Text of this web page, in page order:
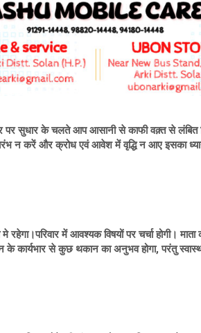
पर सुधार के चलते आप आसानी से काफी वक़्त से
न करें और क्रोध एवं आवेश में वृद्धि न आए इसका
में आवश्यक विषयों पर चर्चा होगी।
के कार्यभार से कुछ थकान का अनुभव होगा, परंतु